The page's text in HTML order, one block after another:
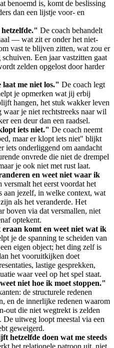
benoemd is, komt de beslissing
dan een lijstje voor- en
De coach behandelt
— wat zit er onder het niet-
vast te blijven zitten, wat zou er
Een jaar vastzitten gaat
zelden opgelost door harder
me niet los." De coach legt
je opmerken wat jij erbij
hangen, het stuk wakker leven
je niet rechtstreeks naar wil
een deur dan een raadsel.
iets niet." De coach neemt
maar er klopt iets niet" blijkt
iets onderliggend om aandacht
onvrede die niet de drempel
je ook niet met rust laat.
en weet niet waar ik
versmalt het eerst voordat het
jezelf, in welke context, wat
als het veranderde. Het
boven via dat versmallen, niet
optekent.
komt en weet niet wat ik
je de spanning te scheiden van
eigen object; het ding zelf is
het vooruitkijken doet
lastige gesprekken,
waar veel op het spel staat.
niet hoe ik moet stoppen."
de structurele redenen
en de innerlijke redenen waarom
out die niet wegtrekt is zelden
De uitweg loopt meestal via een
geweigerd.
hetzelfde doen wat me steeds
het relationele patroon uit, niet